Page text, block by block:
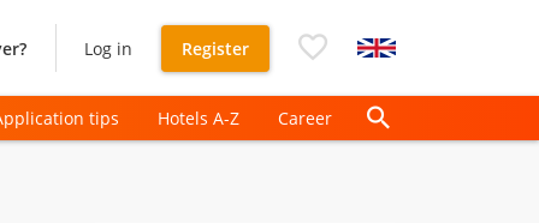
Log in Register
tips Hotels A-Z Career